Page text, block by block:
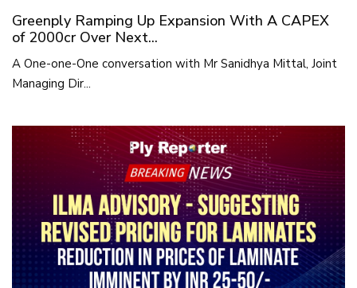
Greenply Ramping Up Expansion With A CAPEX
of 2000cr Over Next...
A One-one-One conversation with Mr Sanidhya Mittal, Joint
Managing Dir...